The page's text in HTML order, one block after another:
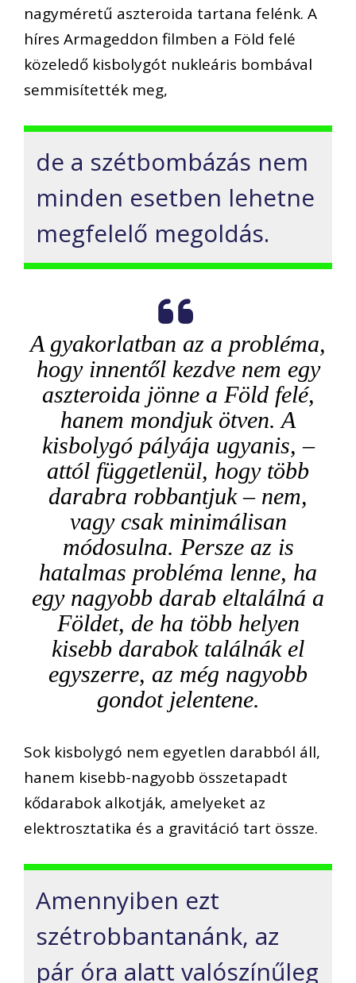
nagyméretű aszteroida tartana felénk. A
híres Armageddon filmben a Föld felé
közeledő kisbolygót nukleáris bombával
semmisítették meg,
de a szétbombázás nem
minden esetben lehetne
megfelelő megoldás.
A gyakorlatban az a probléma,
hogy innentől kezdve nem egy
aszteroida jönne a Föld felé,
hanem mondjuk ötven. A
kisbolygó pályája ugyanis, –
attól függetlenül, hogy több
darabra robbantjuk – nem,
vagy csak minimálisan
módosulna. Persze az is
hatalmas probléma lenne, ha
egy nagyobb darab eltalálná a
Földet, de ha több helyen
kisebb darabok találnák el
egyszerre, az még nagyobb
gondot jelentene.
Sok kisbolygó nem egyetlen darabból áll,
hanem kisebb-nagyobb összetapadt
kődarabok alkotják, amelyeket az
elektrosztatika és a gravitáció tart össze.
Amennyiben ezt
szétrobbantanánk, az
pár óra alatt valószínűleg